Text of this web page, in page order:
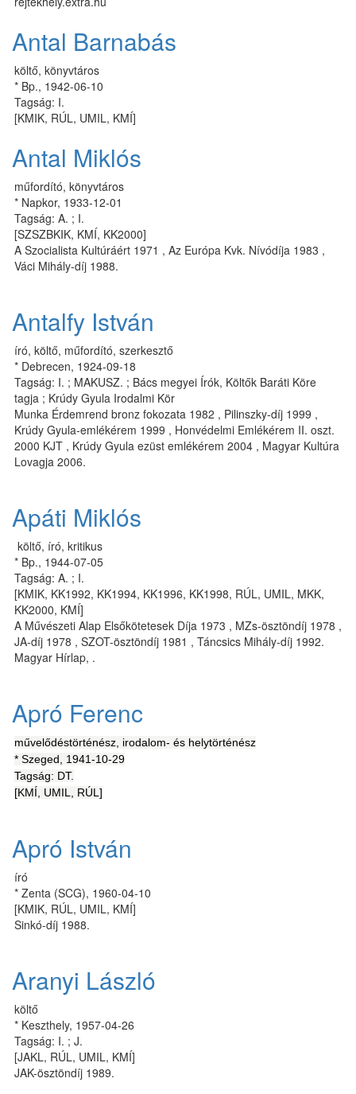
Antal Barnabás
költő, könyvtáros
* Bp., 1942-06-10
Tagság: I.
[KMIK, RÚL, UMIL, KMÍ]
Antal Miklós
műfordító, könyvtáros
* Napkor, 1933-12-01
Tagság: A. ; I.
[SZSZBKIK, KMÍ, KK2000]
A Szo­ci­a­lis­ta Kul­tú­rá­ért 1971 , Az Eu­ró­pa Kvk. Ní­vó­dí­ja 1983 ,
Vá­ci Mi­hály-díj 1988.
Antalfy István
író, köl­tő, műfor­dí­tó, szerkesztő
* Debrecen, 1924-09-18
Tagság: I. ; MAKUSZ. ; Bács megyei Írók, Költők Baráti Köre
tagja ; Krúdy Gyula Irodalmi Kör
Munka Érdemrend bronz fokozata 1982 , Pi­linsz­ky­-díj 1999 ,
Krúdy Gyula-emlékérem 1999 , Honvédelmi Emlékérem II. oszt.
2000 KJT , Krúdy Gyula ezüst emlékérem 2004 , Magyar Kultúra
Lovagja 2006.
Apáti Miklós
költő, író, kritikus
* Bp., 1944-07-05
Tagság: A. ; I.
[KMIK, KK1992, KK1994, KK1996, KK1998, RÚL, UMIL, MKK,
KK2000, KMÍ]
A Művé­sze­ti Alap El­ső­kö­te­te­sek Dí­ja 1973 , MZs-ösz­tön­díj 1978 ,
JA-díj 1978 , SZOT-ösz­tön­díj 1981 , Tán­csics Mi­hály-díj 1992.
Magyar Hírlap, .
Apró Ferenc
művelődéstörténész, irodalom- és helytörténész
* Szeged, 1941-10-29
Tagság: DT.
[KMÍ, UMIL, RÚL]
Apró István
író
* Zenta (SCG), 1960-04-10
[KMIK, RÚL, UMIL, KMÍ]
Sinkó-díj 1988.
Aranyi László
költő
* Keszthely, 1957-04-26
Tagság: I. ; J.
[JAKL, RÚL, UMIL, KMÍ]
JAK-ösztöndíj 1989.